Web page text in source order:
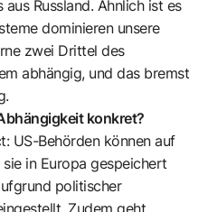
Russland. Ähnlich ist es
dominieren unsere
zwei Drittel des
abhängig, und das bremst
konkret?
US-Behörden können auf
in Europa gespeichert
politischer
Zudem geht